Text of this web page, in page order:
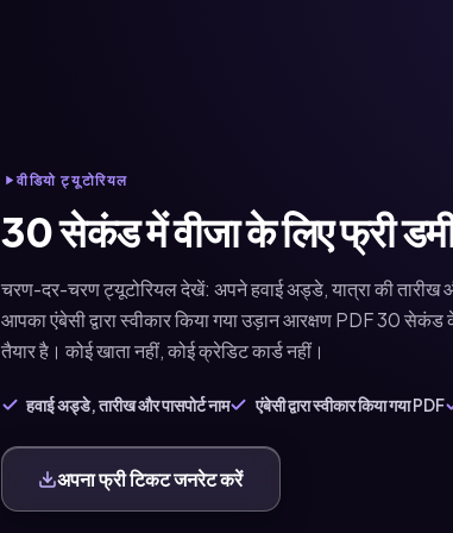
वीडियो ट्यूटोरियल
30 सेकंड में वीजा के लिए फ्री
चरण-दर-चरण ट्यूटोरियल देखें: अपने हवाई अड्डे, यात्रा की तारीख
आपका एंबेसी द्वारा स्वीकार किया गया उड़ान आरक्षण PDF 30
तैयार है। कोई खाता नहीं, कोई क्रेडिट कार्ड नहीं।
हवाई अड्डे, तारीख और पासपोर्ट नाम एंबेसी द्वारा स्वीकार किया गया PDF
अपना फ्री टिकट जनरेट करें